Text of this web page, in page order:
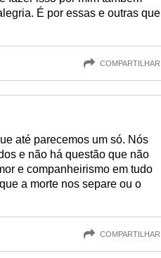
É por essas e outras que
COMPARTILHAR
até parecemos um só. Nós
e não há questão que não
e companheirismo em tudo
a morte nos separe ou o
COMPARTILHAR